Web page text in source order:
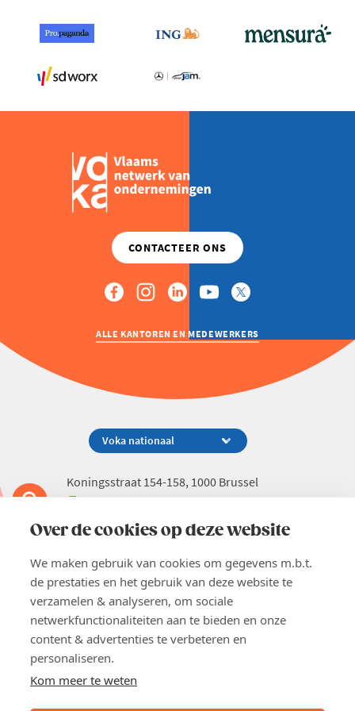
Over de cookies op deze website
We maken gebruik van cookies om gegevens m.b.t.
de prestaties en het gebruik van deze website te
verzamelen & analyseren, om sociale
netwerkfunctionaliteiten aan te bieden en onze
content & advertenties te verbeteren en
personaliseren.
Kom meer te weten
ALLE KANTOREN EN MEDEWERKERS
Koningsstraat 154-158, 1000 Brussel
info@voka.be
EN
Pers
Voka 2026